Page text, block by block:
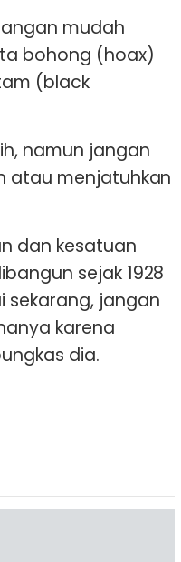
mudah
bohong (hoax)
(black
namun jangan
atau menjatuhkan
dan kesatuan
sejak 1928
sekarang, jangan
karena
dia.